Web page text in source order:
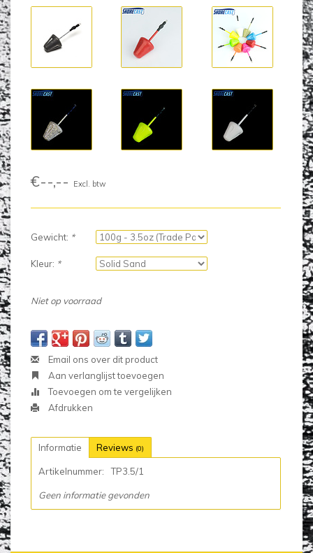
€--,-- Excl. btw
Gewicht: *
Kleur: *
Niet op voorraad
Email ons over dit product
Aan verlanglijst toevoegen
Toevoegen om te vergelijken
Afdrukken
Informatie Reviews (0)
Artikelnummer: TP3.5/1
Geen informatie gevonden